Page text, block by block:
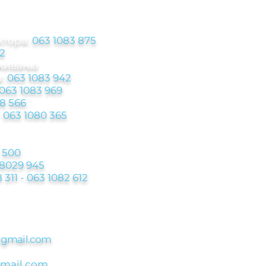
063 1083 875
063 1083 942
1083 969
566
063 1080 365
500
945
- 063 1082 612
gmail.com